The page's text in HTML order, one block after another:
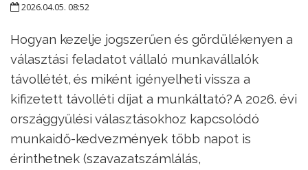
2026.04.05. 08:52
Hogyan kezelje jogszerűen és gördülékenyen a
választási feladatot vállaló munkavállalók
távollétét, és miként igényelheti vissza a
kifizetett távolléti díjat a munkáltató? A 2026. évi
országgyűlési választásokhoz kapcsolódó
munkaidő-kedvezmények több napot is
érinthetnek (szavazatszámlálás,